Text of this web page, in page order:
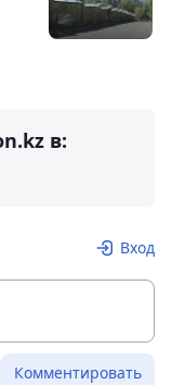
в:
Вход
Комментировать